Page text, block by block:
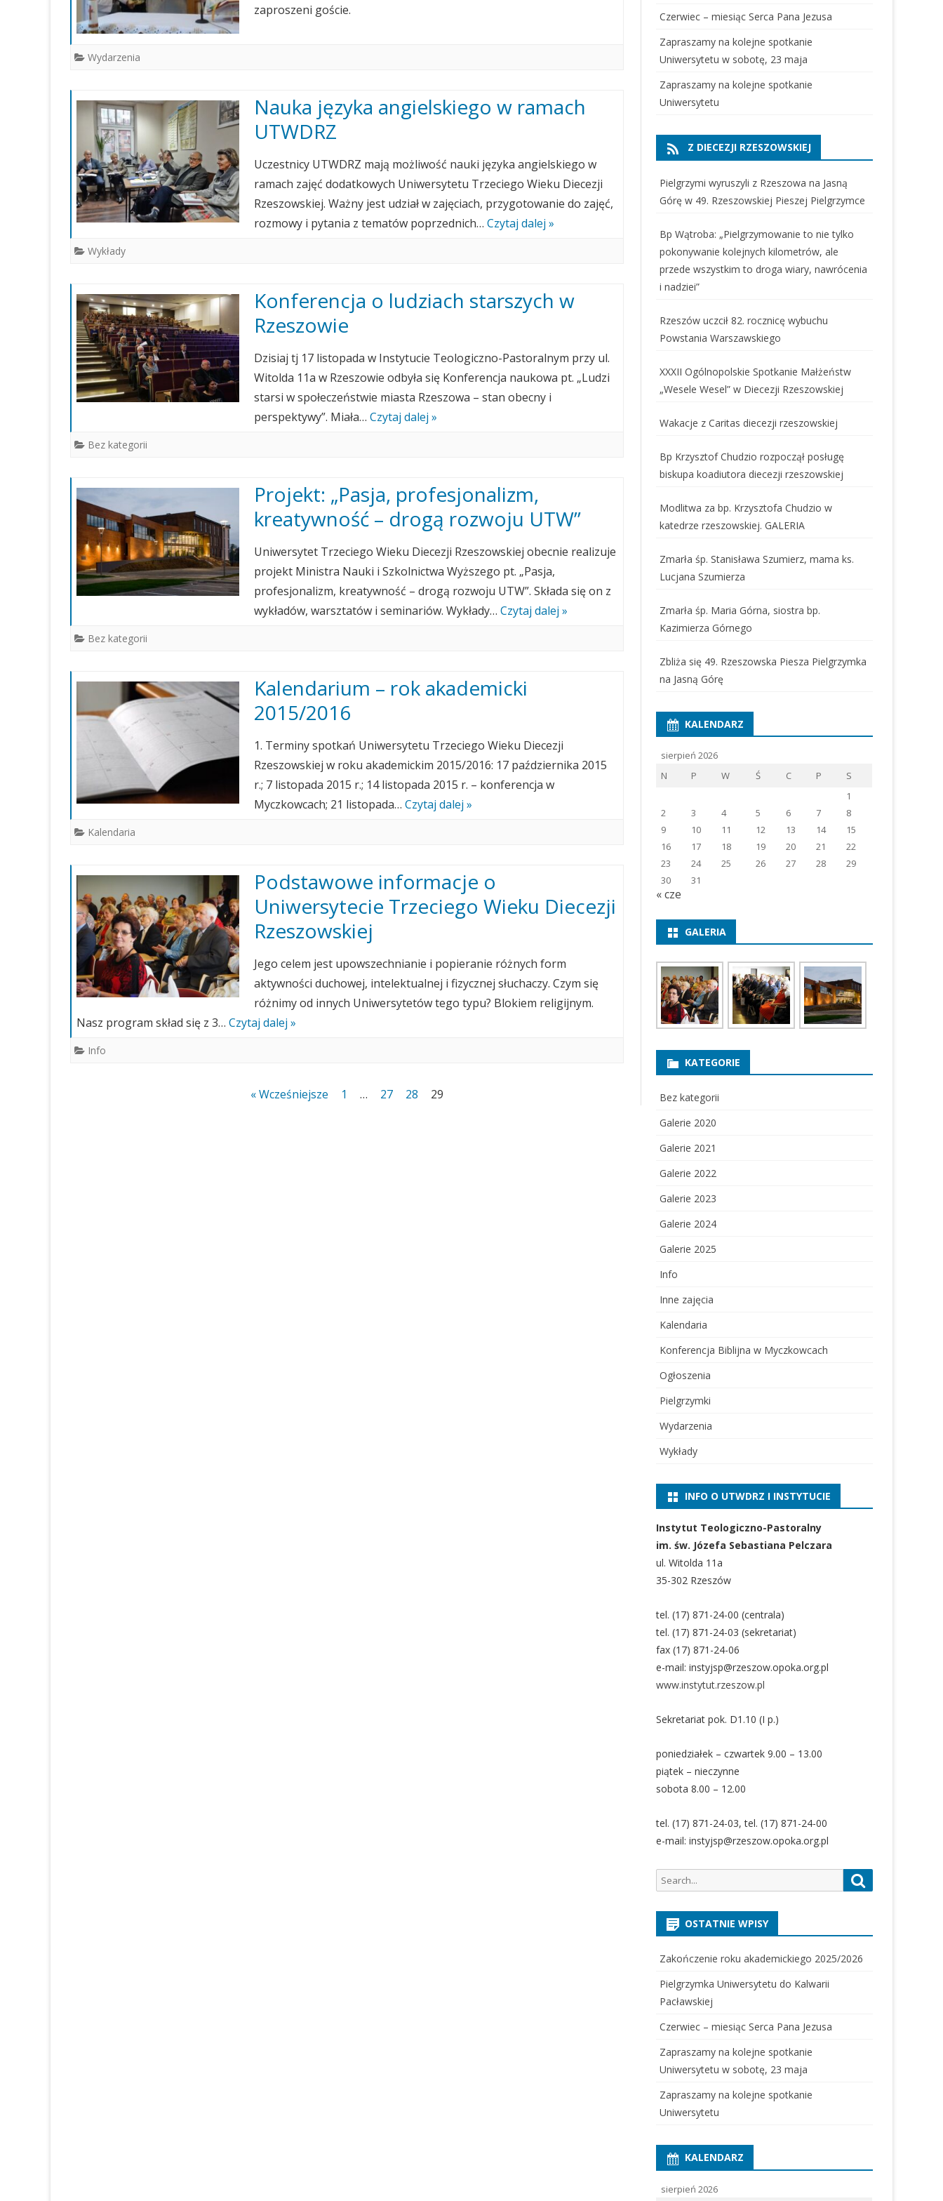
OGŁOSZENIA GALERIE 2021
zaproszeni goście.
Wydarzenia
Nauka języka angielskiego w ramach
UTWDRZ
Uczestnicy UTWDRZ mają możliwość nauki języka angielskiego w
ramach zajęć dodatkowych Uniwersytetu Trzeciego Wieku Diecezji
Rzeszowskiej. Ważny jest udział w zajęciach, przygotowanie do zajęć,
rozmowy i pytania z tematów poprzednich… Czytaj dalej »
Wykłady
Konferencja o ludziach starszych w
Rzeszowie
Dzisiaj tj 17 listopada w Instytucie Teologiczno-Pastoralnym przy ul.
Witolda 11a w Rzeszowie odbyła się Konferencja naukowa pt. „Ludzi
starsi w społeczeństwie miasta Rzeszowa – stan obecny i
perspektywy”. Miała… Czytaj dalej »
Bez kategorii
Projekt: „Pasja, profesjonalizm,
kreatywność – drogą rozwoju UTW”
Uniwersytet Trzeciego Wieku Diecezji Rzeszowskiej obecnie realizuje
projekt Ministra Nauki i Szkolnictwa Wyższego pt. „Pasja,
profesjonalizm, kreatywność – drogą rozwoju UTW”. Składa się on z
wykładów, warsztatów i seminariów. Wykłady… Czytaj dalej »
Bez kategorii
Kalendarium – rok akademicki
2015/2016
1. Terminy spotkań Uniwersytetu Trzeciego Wieku Diecezji
Rzeszowskiej w roku akademickim 2015/2016: 17 października 2015
r.; 7 listopada 2015 r.; 14 listopada 2015 r. – konferencja w
Myczkowcach; 21 listopada… Czytaj dalej »
Kalendaria
Podstawowe informacje o
Uniwersytecie Trzeciego Wieku Diecezji
Rzeszowskiej
Jego celem jest upowszechnianie i popieranie różnych form
aktywności duchowej, intelektualnej i fizycznej słuchaczy. Czym się
różnimy od innych Uniwersytetów tego typu? Blokiem religijnym.
Nasz program skład się z 3… Czytaj dalej »
Info
« Wcześniejsze 1 … 27 28 29
Czerwiec – miesiąc Serca Pana Jezusa
Zapraszamy na kolejne spotkanie
Uniwersytetu w sobotę, 23 maja
Zapraszamy na kolejne spotkanie
Uniwersytetu
Z DIECEZJI RZESZOWSKIEJ
Pielgrzymi wyruszyli z Rzeszowa na Jasną
Górę w 49. Rzeszowskiej Pieszej Pielgrzymce
Bp Wątroba: „Pielgrzymowanie to nie tylko
pokonywanie kolejnych kilometrów, ale
przede wszystkim to droga wiary, nawrócenia
i nadziei”
Rzeszów uczcił 82. rocznicę wybuchu
Powstania Warszawskiego
XXXII Ogólnopolskie Spotkanie Małżeństw
„Wesele Wesel” w Diecezji Rzeszowskiej
Wakacje z Caritas diecezji rzeszowskiej
Bp Krzysztof Chudzio rozpoczął posługę
biskupa koadiutora diecezji rzeszowskiej
Modlitwa za bp. Krzysztofa Chudzio w
katedrze rzeszowskiej. GALERIA
Zmarła śp. Stanisława Szumierz, mama ks.
Lucjana Szumierza
Zmarła śp. Maria Górna, siostra bp.
Kazimierza Górnego
Zbliża się 49. Rzeszowska Piesza Pielgrzymka
na Jasną Górę
KALENDARZ
sierpień 2026
N
P W Ś C P
S
1
2
3 4 5 6 7
8
9
10 11 12 13 14
15
16
17 18 19 20 21
22
23
24 25 26 27 28
29
30
31
« cze
GALERIA
KATEGORIE
Bez kategorii
Galerie 2020
Galerie 2021
Galerie 2022
Galerie 2023
Galerie 2024
Galerie 2025
Info
Inne zajęcia
Kalendaria
Konferencja Biblijna w Myczkowcach
Ogłoszenia
Pielgrzymki
Wydarzenia
Wykłady
INFO O UTWDRZ I INSTYTUCIE
Instytut Teologiczno-Pastoralny
im. św. Józefa Sebastiana Pelczara
ul. Witolda 11a
35-302 Rzeszów
tel. (17) 871-24-00 (centrala)
tel. (17) 871-24-03 (sekretariat)
fax (17) 871-24-06
e-mail: instyjsp@rzeszow.opoka.org.pl
www.instytut.rzeszow.pl
Sekretariat pok. D1.10 (I p.)
poniedziałek – czwartek 9.00 – 13.00
piątek – nieczynne
sobota 8.00 – 12.00
tel. (17) 871-24-03, tel. (17) 871-24-00
e-mail: instyjsp@rzeszow.opoka.org.pl
Search
for:
OSTATNIE WPISY
Zakończenie roku akademickiego 2025/2026
Pielgrzymka Uniwersytetu do Kalwarii
Pacławskiej
Czerwiec – miesiąc Serca Pana Jezusa
Zapraszamy na kolejne spotkanie
Uniwersytetu w sobotę, 23 maja
Zapraszamy na kolejne spotkanie
Uniwersytetu
KALENDARZ
sierpień 2026